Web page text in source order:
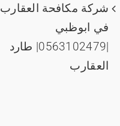
شركة مكافحة العقارب
في ابوظبي
|0563102479| طارد
العقارب